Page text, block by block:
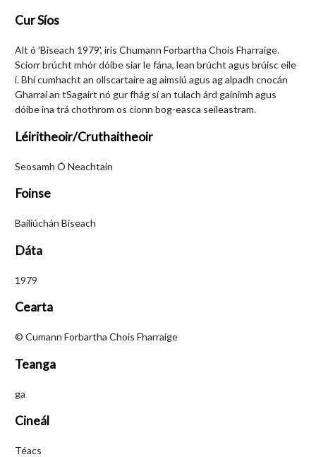
Cur Síos
Alt ó 'Biseach 1979', iris Chumann Forbartha Chois Fharraige.
Sciorr brúcht mhór dóibe siar le fána, lean brúcht agus brúisc eile
í. Bhí cumhacht an ollscartaire ag aimsiú agus ag alpadh cnocán
Gharraí an tSagairt nó gur fhág sí an tulach árd gainimh agus
dóibe ina trá chothrom os cionn bog-easca seileastram.
Léiritheoir/Cruthaitheoir
Seosamh Ó Neachtain
Foinse
Bailiúchán Biseach
Dáta
1979
Cearta
© Cumann Forbartha Chois Fharraige
Teanga
ga
Cineál
Téacs